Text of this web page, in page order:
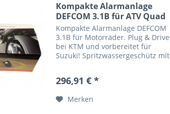
Kompakte Alarmanlage
DEFCOM 3.1B für ATV Quad
Bike
Kompakte Alarmanlage DEFCOM
3.1B für Motorräder. Plug & Drive
bei KTM und vorbereitet für
Suzuki! Spritzwassergeschütz mit
bei Stromunterbrechung,
Wegfahrsperre,...
296,91 € *
Merken